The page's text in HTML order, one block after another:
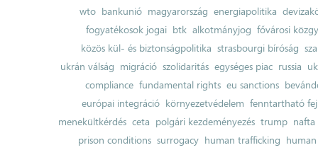
wto bankunió magyarország energiapolitika
fogyatékosok jogai btk alkotmányjog fővárosi
közös kül- és biztonságpolitika strasbourgi bíróság
ukrán válság migráció szolidaritás egységes piac russia
compliance fundamental rights eu sanctions
európai integráció környezetvédelem fenntartható
menekültkérdés ceta polgári kezdeményezés trump nafta
prison conditions surrogacy human trafficking